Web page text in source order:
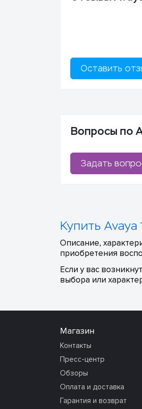
Оставить
Вопросы по
Задать
Купить
Описание,
приобретения
Если у вас
выбора или
Магазин
Контакты
Пресс-центр
Обзоры
Оплата и доставка
Гарантия и возврат